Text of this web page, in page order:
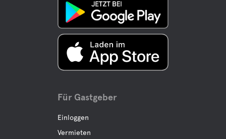
Für Gastgeber
Einloggen
Vermieten